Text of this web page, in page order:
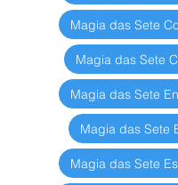
Magia das Sete
Magia das Sete
Magia das Sete
Magia das Sete
Magia das Sete